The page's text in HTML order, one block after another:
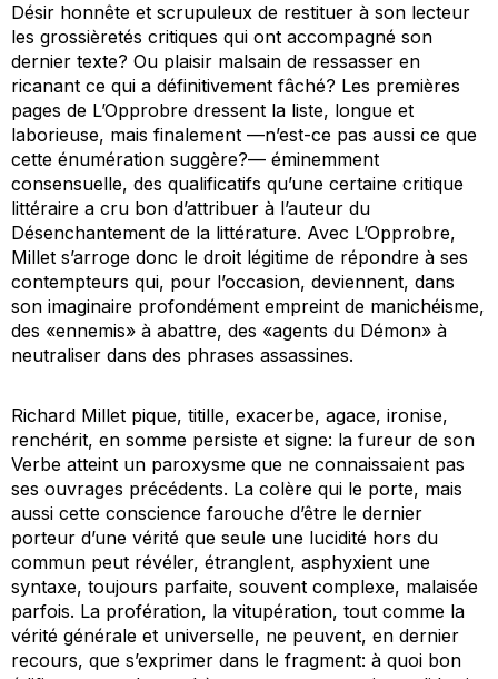
Désir honnête et scrupuleux de restituer à son lecteur
les grossièretés critiques qui ont accompagné son
dernier texte? Ou plaisir malsain de ressasser en
ricanant ce qui a définitivement fâché? Les premières
pages de L’Opprobre dressent la liste, longue et
laborieuse, mais finalement —n’est-ce pas aussi ce que
cette énumération suggère?— éminemment
consensuelle, des qualificatifs qu’une certaine critique
littéraire a cru bon d’attribuer à l’auteur du
Désenchantement de la littérature. Avec L’Opprobre,
Millet s’arroge donc le droit légitime de répondre à ses
contempteurs qui, pour l’occasion, deviennent, dans
son imaginaire profondément empreint de manichéisme,
des «ennemis» à abattre, des «agents du Démon» à
neutraliser dans des phrases assassines.
Richard Millet pique, titille, exacerbe, agace, ironise,
renchérit, en somme persiste et signe: la fureur de son
Verbe atteint un paroxysme que ne connaissaient pas
ses ouvrages précédents. La colère qui le porte, mais
aussi cette conscience farouche d’être le dernier
porteur d’une vérité que seule une lucidité hors du
commun peut révéler, étranglent, asphyxient une
syntaxe, toujours parfaite, souvent complexe, malaisée
parfois. La profération, la vitupération, tout comme la
vérité générale et universelle, ne peuvent, en dernier
recours, que s’exprimer dans le fragment: à quoi bon